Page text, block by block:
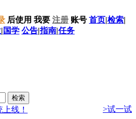
后使用 我要 注册 账号 首页|检索|
| 国学 公告|指南|任务
线！ >试一试